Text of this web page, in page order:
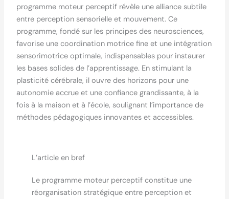
programme moteur perceptif révèle une alliance subtile
entre perception sensorielle et mouvement. Ce
programme, fondé sur les principes des neurosciences,
favorise une coordination motrice fine et une intégration
sensorimotrice optimale, indispensables pour instaurer
les bases solides de l’apprentissage. En stimulant la
plasticité cérébrale, il ouvre des horizons pour une
autonomie accrue et une confiance grandissante, à la
fois à la maison et à l’école, soulignant l’importance de
méthodes pédagogiques innovantes et accessibles.
L’article en bref
Le programme moteur perceptif constitue une
réorganisation stratégique entre perception et